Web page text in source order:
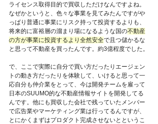
ライセンス取得目的で買収しただけなんですよね。
なぜかというと、色々な事業を見てみたんですがや
っぱり普通に事業にリスク持って投資するよりも、
将来的に富裕層の溜まり場になるような国の不動産
の方が事業に投資するより全然安全で且つ儲かるな
と思って不動産を買ったんです。約3億程度でした。
で、ここで実際に自分で買い方だったりエージェン
トの動き方だったりを体験して、いけると思って一
応自分も仲介業をとって、今は開発チームを雇って
日本のSUUMO的な不動産情報サイトを開発してる
んです。他にも買収した会社で残っていたメンバー
で広告業やマーケティング業は行ってるんですが、
とにかくまずはプロダクト完成させないとというこ